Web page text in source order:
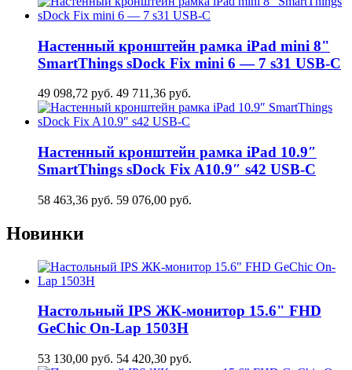
Настенный кронштейн рамка iPad mini 8"
SmartThings sDock Fix mini 6 — 7 s31 USB-C
49 098,72 руб. 49 711,36 руб.
Настенный кронштейн рамка iPad 10.9″
SmartThings sDock Fix A10.9″ s42 USB-C
58 463,36 руб. 59 076,00 руб.
Новинки
Настольный IPS ЖК-монитор 15.6" FHD
GeСhic On-Lap 1503H
53 130,00 руб. 54 420,30 руб.